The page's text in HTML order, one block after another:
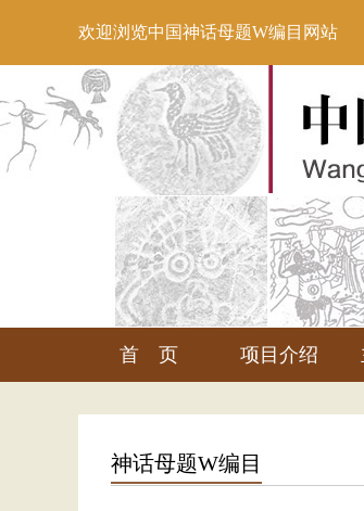
欢迎浏览中国神话母题W编目网站
首 页 项目介绍
神话母题W编目